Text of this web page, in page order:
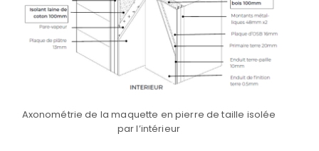
Axonométrie de la maquette en pierre de taille isolée
par l’intérieur